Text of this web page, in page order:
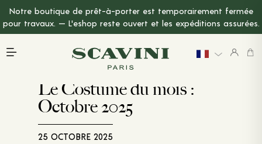
Notre boutique de prêt-à-porter est temporairement fermée
pour travaux. — L'eshop reste ouvert et les expéditions assurées.
Le Costume du mois :
Octobre 2025
25 OCTOBRE 2025
Menu Principal